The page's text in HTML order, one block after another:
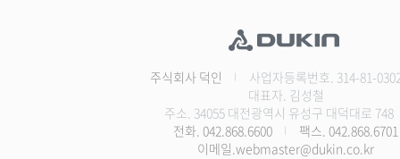
주식회사 덕인
사업자등록번호. 314-81-
대표자. 김성철
주소. 34055 대전광역시 유성구 대덕대로 748
전화. 042.868.6600
팩스. 042.868.6701
이메일.webmaster@dukin.co.kr